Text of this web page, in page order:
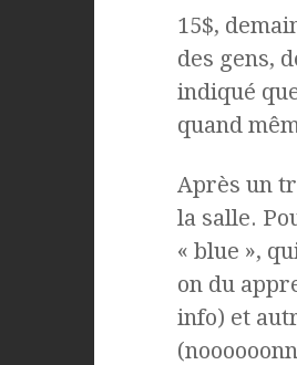
15$,
des gens,
indiqué
quand
Après un
la salle.
« blue »,
on du
info) et